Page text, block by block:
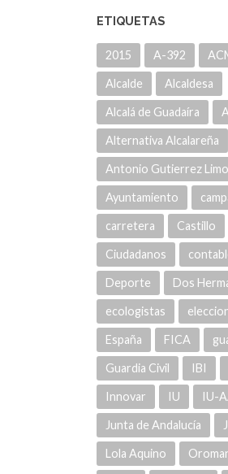
ETIQUETAS
2015 A-392
Alcalde Alcaldesa
Alcalá de Guadaíra
Alternativa Alcalareña
Antonio Gutierrez
Ayuntamiento
carretera Castillo
Ciudadanos
Deporte Dos
ecologistas
España FICA
Guardia Civil IBI
Innovar IU IU-
Junta de Andalucía
Lola Aquino